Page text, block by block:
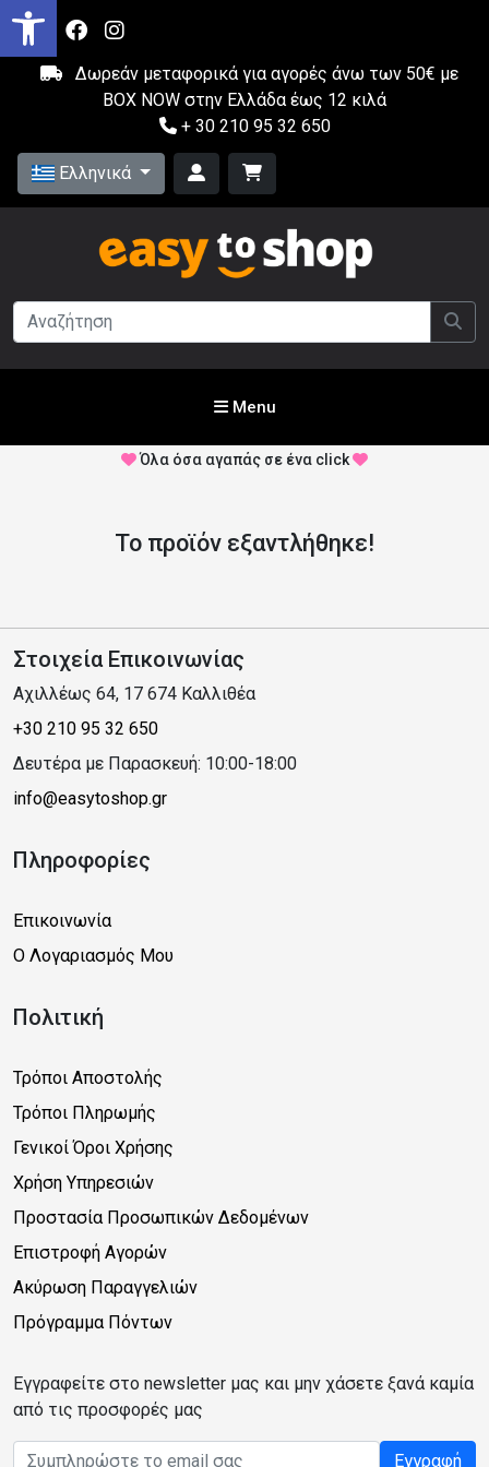
Δωρεάν μεταφορικά για αγορές άνω των 50€ με
BOX NOW στην Ελλάδα έως 12 κιλά
+ 30 210 95 32 650
Ελληνικά
Menu
Όλα όσα αγαπάς σε ένα click
Το προϊόν εξαντλήθηκε!
Στοιχεία Επικοινωνίας
Αχιλλέως 64, 17 674 Καλλιθέα
+30 210 95 32 650
Δευτέρα με Παρασκευή: 10:00-18:00
info@easytoshop.gr
Πληροφορίες
Επικοινωνία
Ο Λογαριασμός Μου
Πολιτική
Τρόποι Αποστολής
Τρόποι Πληρωμής
Γενικοί Όροι Χρήσης
Χρήση Υπηρεσιών
Προστασία Προσωπικών Δεδομένων
Επιστροφή Αγορών
Ακύρωση Παραγγελιών
Πρόγραμμα Πόντων
Εγγραφείτε στο newsletter μας και μην χάσετε ξανά καμία
από τις προσφορές μας
Email address Εγγραφή